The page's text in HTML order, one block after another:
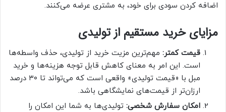
اضافه کردن سودی برای خود، به مشتری عرضه می‌کنند.
مزایای خرید مستقیم از تولیدی
قیمت کمتر: مهم‌ترین مزیت خرید از تولیدی، حذف واسطه‌ها
است. این امر به معنای کاهش قابل توجه هزینه‌ها و خرید
مبل با «قیمت تولیدی» واقعی است که می‌تواند تا ۳۰ درصد
ارزان‌تر از قیمت‌های نمایشگاهی باشد.
امکان سفارش شخصی: تولیدی‌ها به شما این امکان را